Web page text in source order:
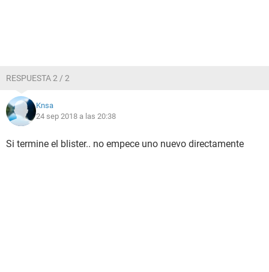
RESPUESTA 2 / 2
Knsa
24 sep 2018 a las 20:38
Si termine el blister.. no empece uno nuevo directamente